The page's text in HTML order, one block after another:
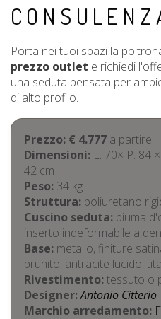
Porta nei tuoi spazi la
prezzo outlet e richiedi
una seduta pensata per
di alto profilo.
Prezzo: € 4.777 a partire
Dimensioni: L. 70× P. 84
42 cm
Peso: 34 kg
Struttura: poliuretano
Cuscino seduta: piuma
inserto indeformabile a
Base: metallo, finiture
brunito, antracite lucido,
Rivestimento:tessuto o
Designer:Antonio Citterio
Marchio arredamento: